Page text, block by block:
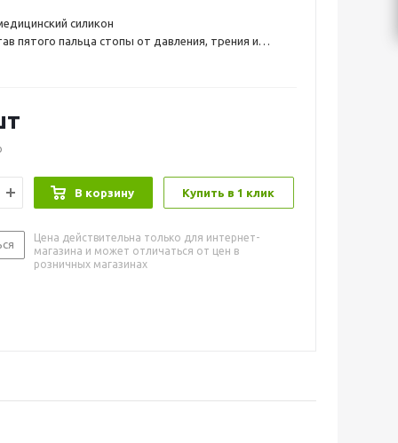
силикон
пятого пальца стопы от давления, трения и
В корзину Купить в 1 клик
Цена действительна только для интернет-
магазина и может отличаться от цен в
розничных магазинах